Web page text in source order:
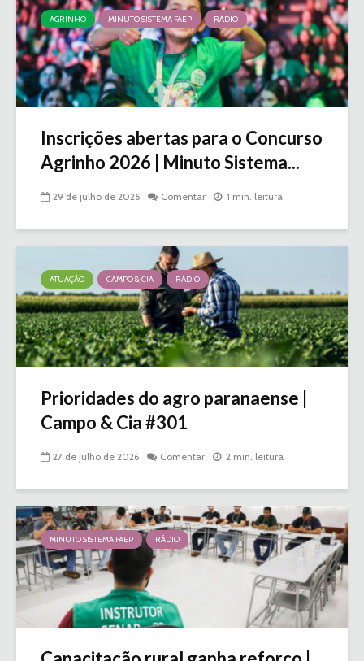
AGRINHO MINUTO SISTEMA FAEP RÁDIO
Inscrições abertas para o Concurso
Agrinho 2026 | Minuto Sistema...
29 de julho de 2026 Comentar 1 min. leitura
ATUAÇÃO CAMPO & CIA RÁDIO
Prioridades do agro paranaense |
Campo & Cia #301
27 de julho de 2026 Comentar 2 min. leitura
MINUTO SISTEMA FAEP RÁDIO